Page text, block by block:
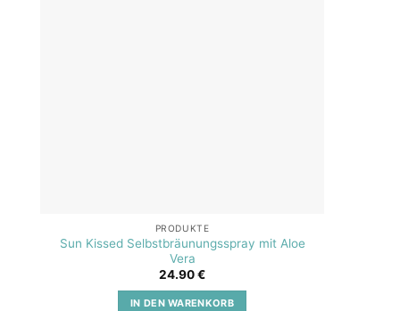
PRODUKTE
Sun Kissed Selbstbräunungsspray mit Aloe
Vera
24.90€
IN DEN WARENKORB